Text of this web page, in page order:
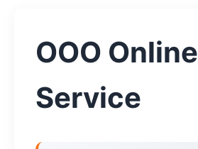
ООО Online
Service